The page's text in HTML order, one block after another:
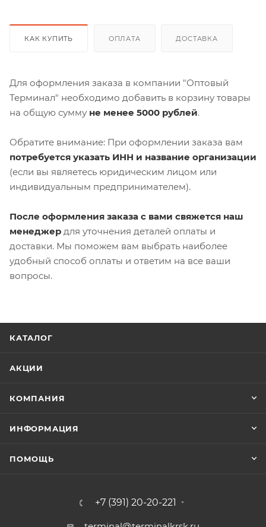
КАК КУПИТЬ ОПЛАТА ДОСТАВКА
Для оформления заказа в компании "Оптовый
Терминал" необходимо добавить в корзину товары
на общую сумму не менее 5000 рублей.
Обратите внимание: При оформлении заказа вам
потребуется указать ИНН и название организации
(если вы являетесь юридическим лицом или
индивидуальным предпринимателем).
После оформления заказа с вами свяжется наш
менеджер для уточнения деталей оплаты и
доставки. Мы поможем вам выбрать наиболее
удобный способ оплаты и ответим на все ваши
вопросы.
КАТАЛОГ
АКЦИИ
КОМПАНИЯ
ИНФОРМАЦИЯ
ПОМОЩЬ
+7 (391) 20-20-221